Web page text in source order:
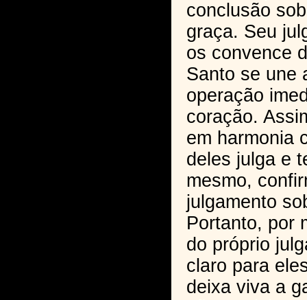
conclusão
graça. Seu
os convence
Santo se une
operação
coração.
em harmonia
deles julga e
mesmo,
julgamento
Portanto, por
do próprio
claro para
deixa viva a